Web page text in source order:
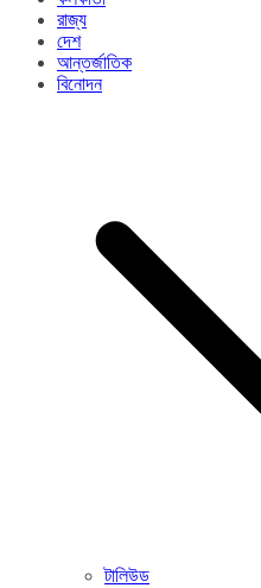
রাজ্য​
দেশ
আন্তর্জাতিক
বিনোদন
টালিউড